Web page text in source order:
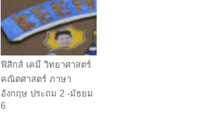
ฟิสิกส์ เคมี วิทยาศาสตร์
คณิตศาสตร์ ภาษา
อังกฤษ ประถม 2 -มัธยม
6